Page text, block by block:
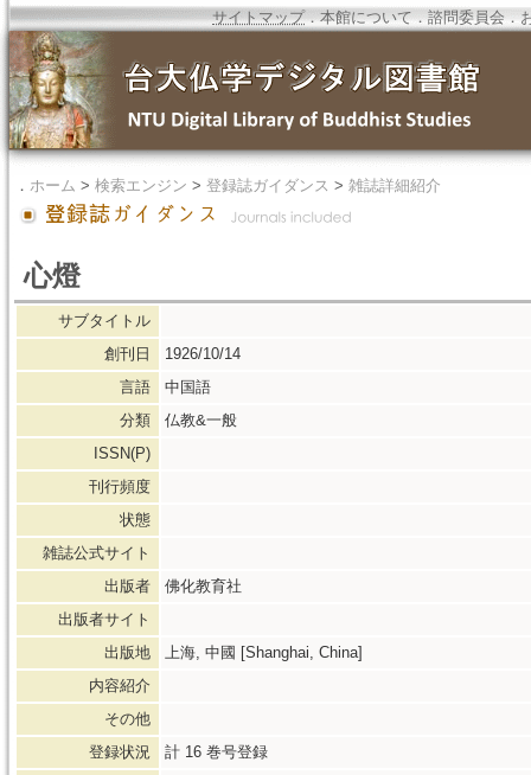
サイトマップ．本館について．諮問委員会．
． ホーム > 検索エンジン > 登録誌ガイダンス > 雑誌詳細紹介
心燈
サブタイトル
創刊日
1926/10/14
言語
中国語
分類
仏教&一般
ISSN(P)
刊行頻度
状態
雑誌公式サイト
出版者
佛化教育社
出版者サイト
出版地
上海, 中國 [Shanghai, China]
内容紹介
その他
登録状況
計 16 巻号登録